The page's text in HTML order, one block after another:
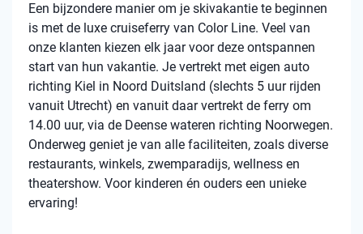
Een bijzondere manier om je skivakantie te beginnen
is met de luxe cruiseferry van Color Line. Veel van
onze klanten kiezen elk jaar voor deze ontspannen
start van hun vakantie. Je vertrekt met eigen auto
richting Kiel in Noord Duitsland (slechts 5 uur rijden
vanuit Utrecht) en vanuit daar vertrekt de ferry om
14.00 uur, via de Deense wateren richting Noorwegen.
Onderweg geniet je van alle faciliteiten, zoals diverse
restaurants, winkels, zwemparadijs, wellness en
theatershow. Voor kinderen én ouders een unieke
ervaring!